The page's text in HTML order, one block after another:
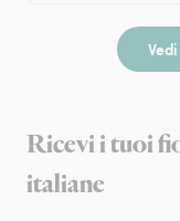
Ricevi i tuoi
italiane